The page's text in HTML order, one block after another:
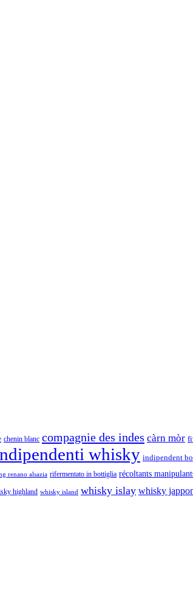
chenin blanc compagnie des indes càrn mòr
whisky indipendent
renano alsazia rifermentato in bottiglia récoltants
highland whisky island whisky islay whisky